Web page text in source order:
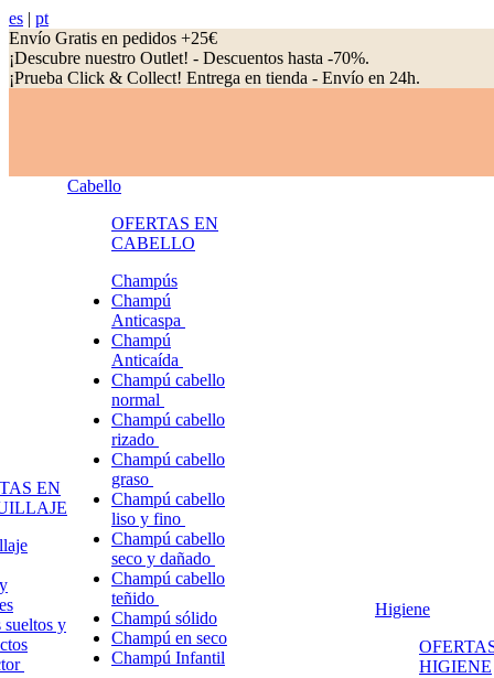
es | pt
Envío Gratis en pedidos +25€
¡Descubre nuestro Outlet! - Descuentos hasta -70%.
¡Prueba Click & Collect! Entrega en tienda - Envío en 24h.
EN
sueltos y
Cabello
OFERTAS EN
CABELLO
Champús
Champú
Anticaspa
Champú
Anticaída
Champú cabello
normal
Champú cabello
rizado
Champú cabello
graso
Champú cabello
liso y fino
Champú cabello
seco y dañado
Champú cabello
teñido
Champú sólido
Champú en seco
Champú Infantil
Higiene
HIGIENE